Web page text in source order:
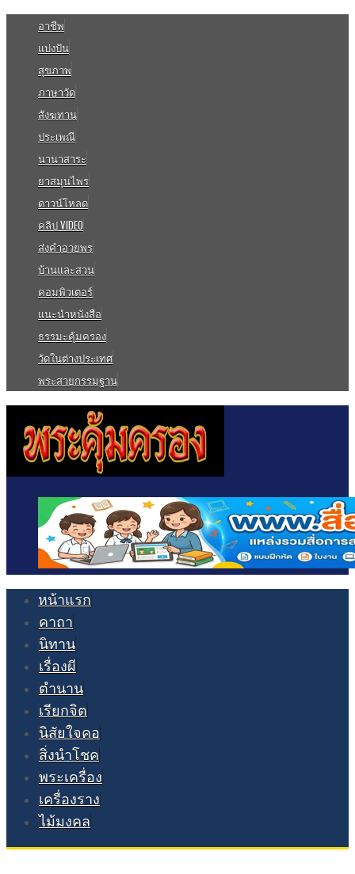
อาชีพ
แบ่งปัน
สุขภาพ
ภาษาวัด
สังฆทาน
ประเพณี
นานาสาระ
ยาสมุนไพร
ดาวน์โหลด
คลิป VIDEO
ส่งคำอวยพร
บ้านและสวน
คอมพิวเตอร์
แนะนำหนังสือ
ธรรมะคุ้มครอง
วัดในต่างประเทศ
พระสายกรรมฐาน
หน้าแรก
คาถา
นิทาน
เรื่องผี
ตำนาน
เรียกจิต
นิสัยใจคอ
สิ่งนำโชค
พระเครื่อง
เครื่องราง
ไม้มงคล